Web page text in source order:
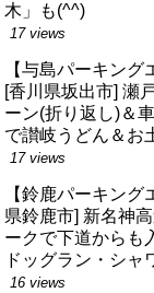
木」も(^^)
17 views
【与島パーキング
[香川県坂出市] 瀬
ーン(折り返し)＆
で讃岐うどん＆お
17 views
【鈴鹿パーキン
県鈴鹿市] 新名神
ークで下道からも
ドッグラン・シャ
16 views